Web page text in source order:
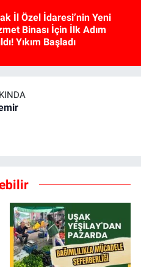
İl Özel İdaresi’nin Yeni
Binası İçin İlk Adım
Yıkım Başladı